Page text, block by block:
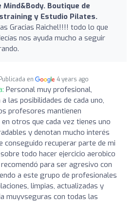
Mind&Body. Boutique de
y Estudio Pilates.
Gracias Raichel!!!! todo lo que
nos ayuda mucho a seguir
Publicada en 4 years ago
Personal muy profesional,
las posibilidades de cada uno,
profesores mantienen
otros que cada vez tienes uno
y denotan mucho interés
conseguido recuperar parte de mi
todo hacer ejercicio aerobico
para ser agresivo con
a este grupo de profesionales
limpias, actualizadas y
muyvseguras con todas las